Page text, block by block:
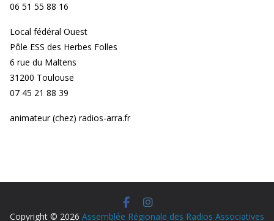
06 51 55 88 16
Local fédéral Ouest
Pôle ESS des Herbes Folles
6 rue du Maltens
31200 Toulouse
07 45 21 88 39
animateur (chez) radios-arra.fr
Copyright © 2026 Assemblée Régionale des Radios Associatives